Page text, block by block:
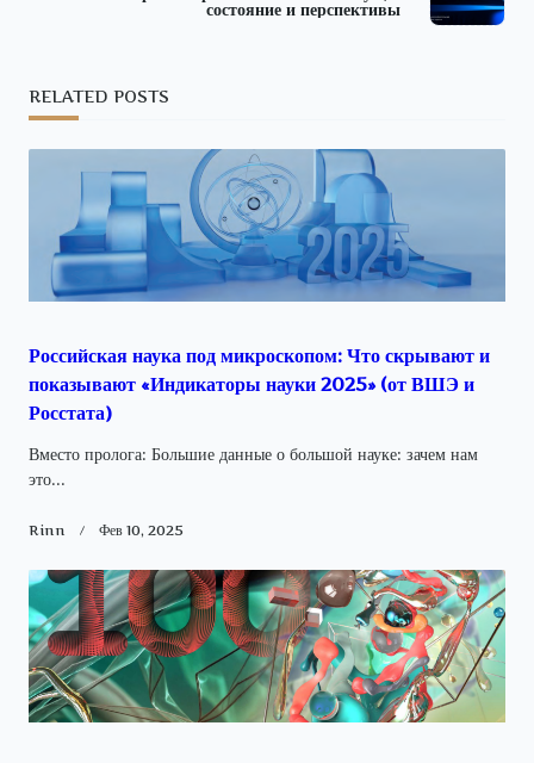
reader-
text">Page</span>
состояние и перспективы
RELATED POSTS
Российская наука под микроскопом: Что скрывают и
показывают «Индикаторы науки 2025» (от ВШЭ и
Росстата)
Вместо пролога: Большие данные о большой науке: зачем нам
это...
Rinn Фев 10, 2025